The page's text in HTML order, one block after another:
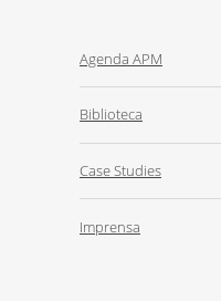
Agenda APM
Biblioteca
Case Studies
Imprensa